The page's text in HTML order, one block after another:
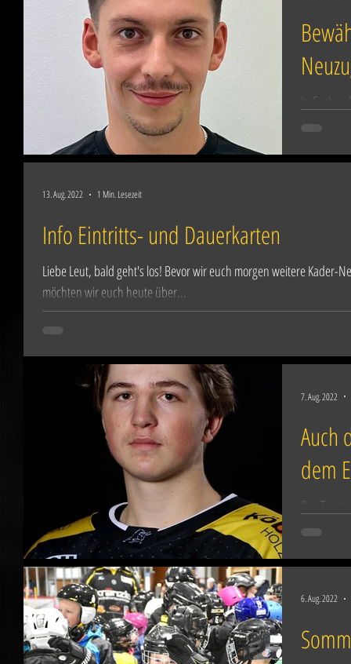
In
Info Eintritts- und Dauerkarten
Liebe Leut, bald geht's los! Bevor wir euch morgen weitere Kader-
möchten wir euch heute über...
13. Aug. 2022 1 Min. Lesezeit
Auch
dem
Das
7. Aug. 2022
6. Aug. 2022